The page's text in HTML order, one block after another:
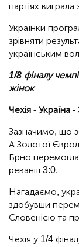
партіях виграла
Українки
зрівняти
українським
1/8 фіналу
жінок
Чехія -
Зазначимо, що
А Золотої
Брно перемогла
реванш 3:0.
Нагадаємо,
здобувши
Словенією та
Чехія у 1/4